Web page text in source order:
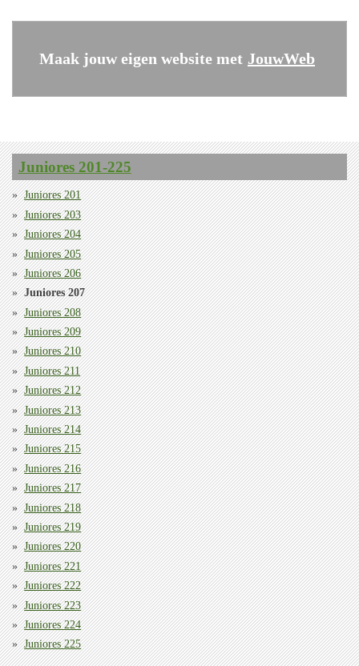
Maak jouw eigen website met JouwWeb
Juniores 201-225
Juniores 201
Juniores 203
Juniores 204
Juniores 205
Juniores 206
Juniores 207
Juniores 208
Juniores 209
Juniores 210
Juniores 211
Juniores 212
Juniores 213
Juniores 214
Juniores 215
Juniores 216
Juniores 217
Juniores 218
Juniores 219
Juniores 220
Juniores 221
Juniores 222
Juniores 223
Juniores 224
Juniores 225